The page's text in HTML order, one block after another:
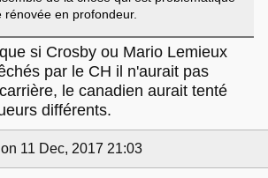
en profondeur.
si Crosby ou Mario Lemieux
par le CH il n'aurait pas
le canadien aurait tenté
différents.
on 11 Dec, 2017 21:03